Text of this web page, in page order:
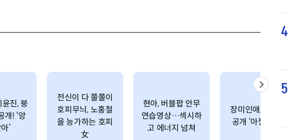
진, 붕
개! ‘앙
’
전신이 다 쫄쫄이
호피무늬, 노홍철
을 능가하는 호피
女
현아, 버블팝 안무
연습영상…섹시하
고 에너지 넘쳐
장미인애, 비키니
공개 ‘아찔 몸매’
4
5